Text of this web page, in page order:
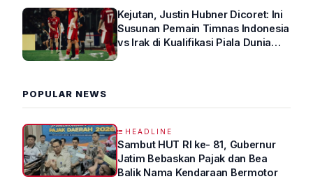
Kejutan, Justin Hubner Dicoret: Ini
Susunan Pemain Timnas Indonesia
vs Irak di Kualifikasi Piala Dunia
POPULAR NEWS
HEADLINE
Sambut HUT RI ke- 81, Gubernur
Jatim Bebaskan Pajak dan Bea
Balik Nama Kendaraan Bermotor